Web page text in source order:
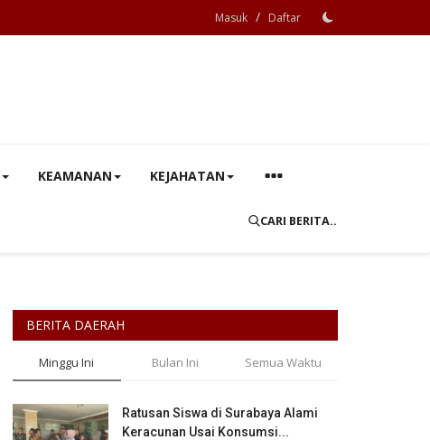
Masuk / Daftar
KEAMANAN KEJAHATAN
CARI BERITA..
BERITA DAERAH
Minggu Ini Bulan Ini Semua Waktu
Ratusan Siswa di Surabaya Alami
Keracunan Usai Konsumsi...